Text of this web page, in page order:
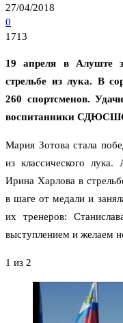
27/04/2018
0
1713
19 апреля в Алуште
стрельбе из лука. В
260 спортсменов.
воспитанники
Мария Зотова стала
из классического
Ирина Харлова в
в шаге от медали и
их тренеров:
выступлением и желаем
1 из 2